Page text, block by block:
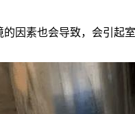
素也会导致，会引起室